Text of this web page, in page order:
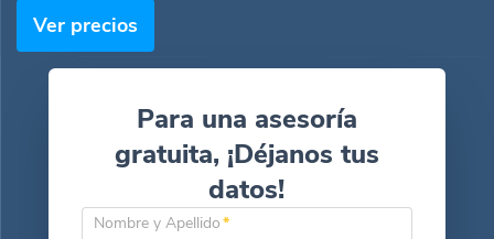
Ver precios
Para una asesoría
gratuita, ¡Déjanos tus
datos!
Nombre y Apellido*